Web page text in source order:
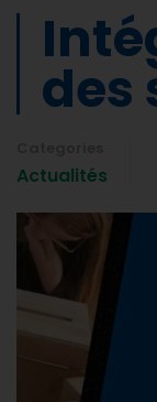
des
Actualités